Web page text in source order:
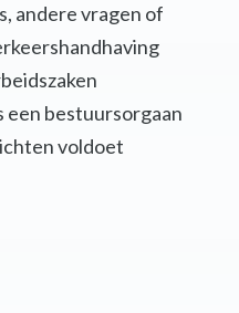
andere vragen of
een bestuursorgaan
voldoet